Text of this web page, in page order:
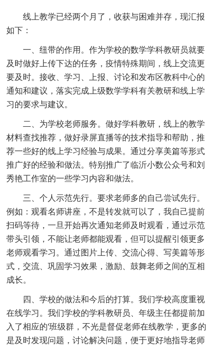
线上教学已经两个月了，收获与困难并存，现汇报
如下：
一、纽带的作用。作为学校的数学学科教研员就要
及时做好上传下达的任务，疫情特殊期间，线上交流更
要及时。接收、学习、上报、讨论和发布区教科中心的
通知和建议，落实完成上级数学学科有关教研和线上学
习的要求与建议。
二、为学校老师服务。做好学科教研，线上的教学
材料查找推荐，做好录屏直播等的技术指导和帮助，推
荐一些好的线上学习经验与成果。通过分享美篇等形式
推广好的经验和做法。特别推广了临沂小数公众号和刘
秀艳工作室的一些学习内容和做法。
三、个人示范先行。要求老师多的自己尝试先行。
例如：观看名师讲座，不是转发就可以了，我自己提前
扫码等待，一旦开始再次通知老师及时观看，通过示范
带头引领，不能让老师都能观看，但可以提醒引领更多
老师观看学习。通过图片上传、交流心得、写美篇等形
式，交流、巩固学习效果，激励、鼓舞老师之间的互相
成长。
四、学校的做法和今后的打算。我们学校高度重视
在线学习。我们学校的学科教研员、年级主任都提前加
入了相应的'班级群，不光是督促老师在线教学，更多的
是及时发现问题，讨论解决问题，便于更好地指导老师